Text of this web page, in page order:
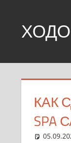
содержимому
покупка
КАК
SPA